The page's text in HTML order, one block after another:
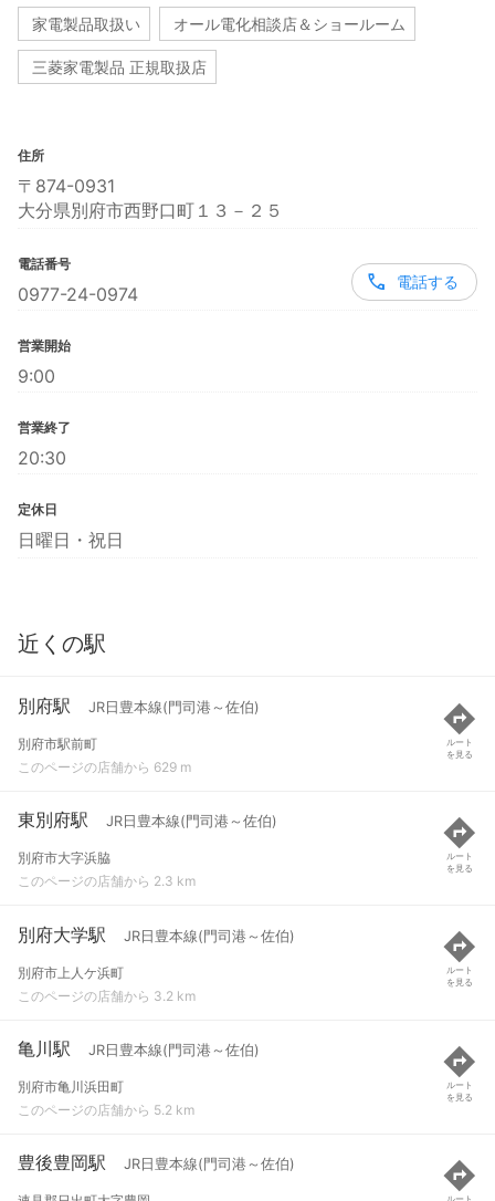
家電製品取扱い オール電化相談店＆ショールーム
三菱家電製品 正規取扱店
住所
〒874-0931
大分県別府市西野口町１３－２５
電話番号
0977-24-0974
電話する
営業開始
9:00
営業終了
20:30
定休日
日曜日・祝日
近くの駅
別府駅 JR日豊本線(門司港～佐伯)
別府市駅前町
このページの店舗から 629 m
ルート
を見る
東別府駅 JR日豊本線(門司港～佐伯)
別府市大字浜脇
このページの店舗から 2.3 km
ルート
を見る
別府大学駅 JR日豊本線(門司港～佐伯)
別府市上人ケ浜町
このページの店舗から 3.2 km
ルート
を見る
亀川駅 JR日豊本線(門司港～佐伯)
別府市亀川浜田町
このページの店舗から 5.2 km
ルート
を見る
豊後豊岡駅 JR日豊本線(門司港～佐伯)